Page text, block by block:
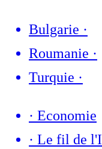
Bulgarie ·
Roumanie ·
Turquie ·
· Economie
· Le fil de